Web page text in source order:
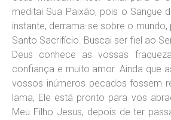
meditai Sua Paixão, pois o Sangue
instante, derrama-se sobre o
Santo Sacrifício. Buscai ser fiel ao
Deus conhece as vossas
confiança e muito amor. Ainda que
vossos inúmeros pecados fossem
lama, Ele está pronto para vos
Meu Filho Jesus, depois de ter